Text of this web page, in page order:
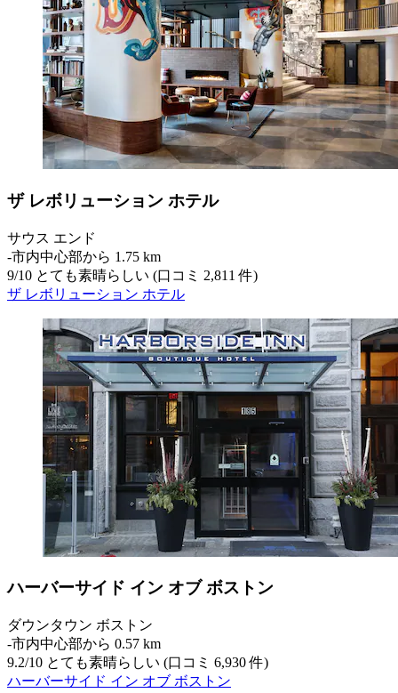
ザ レボリューション ホテル
サウス エンド
‐市内中心部から 1.75 km
9/10 とても素晴らしい (口コミ 2,811 件)
ザ レボリューション ホテル
ハーバーサイド イン オブ ボストン
ダウンタウン ボストン
‐市内中心部から 0.57 km
9.2/10 とても素晴らしい (口コミ 6,930 件)
ハーバーサイド イン オブ ボストン